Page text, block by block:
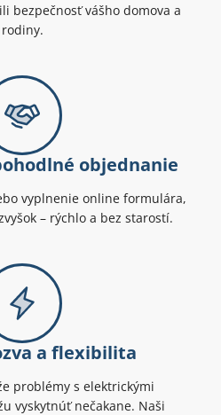
bezpečnosť vášho domova a
rodiny.
objednanie
vyplnenie online formulára,
– rýchlo a bez starostí.
a flexibilita
problémy s elektrickými
vyskytnúť nečakane. Naši